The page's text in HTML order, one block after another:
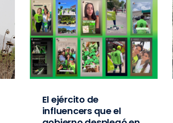
El ejército de
influencers que el